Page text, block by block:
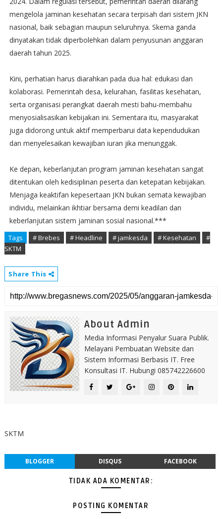
mengelola jaminan kesehatan secara terpisah dari sistem JKN
nasional, baik sebagian maupun seluruhnya. Skema ganda
dinyatakan tidak diperbolehkan dalam penyusunan anggaran
daerah tahun 2025.
Kini, perhatian harus diarahkan pada dua hal: edukasi dan
kolaborasi. Pemerintah desa, kelurahan, fasilitas kesehatan,
serta organisasi perangkat daerah mesti bahu-membahu
menyosialisasikan kebijakan ini. Sementara itu, masyarakat
juga didorong untuk aktif memperbarui data kependudukan
dan menyelesaikan kewajiban iuran jika menunggak.
Ke depan, keberlanjutan program jaminan kesehatan sangat
ditentukan oleh kedisiplinan peserta dan ketepatan kebijakan.
Menjaga keaktifan kepesertaan JKN bukan semata kewajiban
individu, melainkan ikhtiar bersama demi keadilan dan
keberlanjutan sistem jaminan sosial nasional.***
Tags # Brebes # Headline # jamkesda # Kesehatan
#
SKTM
Share This
About Admin
Media Informasi Penyalur Suara Publik.
Melayani Pembuatan Website dan
Sistem Informasi Berbasis IT. Free
Konsultasi IT. Hubungi 085742226600
SKTM
BLOGGER DISQUS FACEBOOK
TIDAK ADA KOMENTAR:
POSTING KOMENTAR